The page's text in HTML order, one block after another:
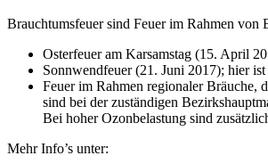
Brauchtumsfeuer sind Feuer im Rahmen von
Osterfeuer am Karsamstag (15. April
Sonnwendfeuer (21. Juni 2017); hier
Feuer im Rahmen regionaler Bräuche,
sind bei der zuständigen
Bei hoher Ozonbelastung sind
Mehr Info’s unter: